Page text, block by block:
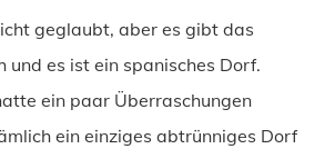
geglaubt, aber es gibt das
und es ist ein spanisches Dorf.
ein paar Überraschungen
ein einziges abtrünniges Dorf